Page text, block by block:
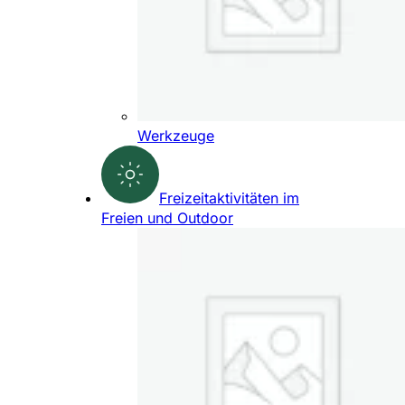
Werkzeuge
Freizeitaktivitäten im
Freien und Outdoor